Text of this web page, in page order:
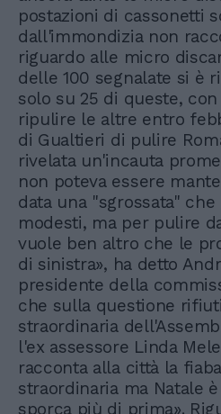
postazioni di cassonetti
dall'immondizia non
riguardo alle micro
delle 100 segnalate si è
solo su 25 di queste,
ripulire le altre entro
di Gualtieri di pulire
rivelata un'incauta
non poteva essere
data una "sgrossata"
modesti, ma per pulire
vuole ben altro che le
di sinistra», ha detto
presidente della
che sulla questione
straordinaria
l'ex assessore Linda
racconta alla città la
straordinaria ma Natale
sporca più di prima».